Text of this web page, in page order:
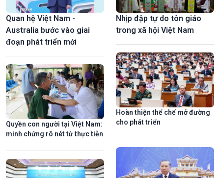
Quan hệ Việt Nam -
Australia bước vào giai
đoạn phát triển mới
Quyền con người tại Việt Nam:
minh chứng rõ nét từ thực tiễn
Nhịp đập tự do tôn giáo
trong xã hội Việt Nam
Hoàn thiện thể chế mở đường
cho phát triển